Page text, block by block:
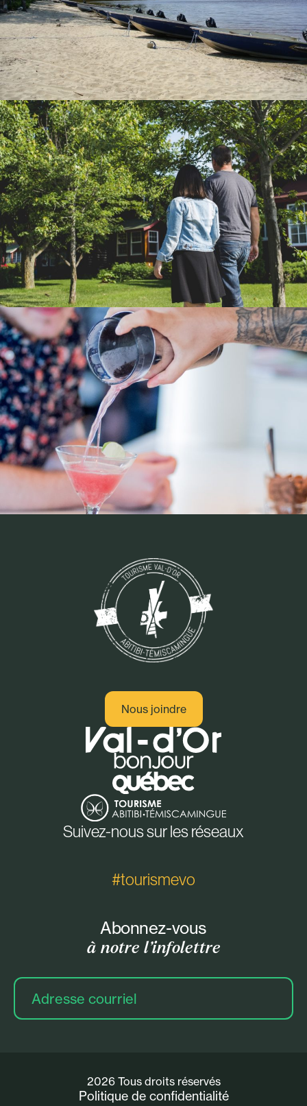
Nous joindre
Suivez-nous sur les réseaux
#tourismevo
Abonnez-vous
à notre l’infolettre
Adresse
courriel
2026 Tous droits réservés
Politique de confidentialité